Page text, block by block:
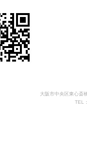
大阪市中央区東心斎
TEL